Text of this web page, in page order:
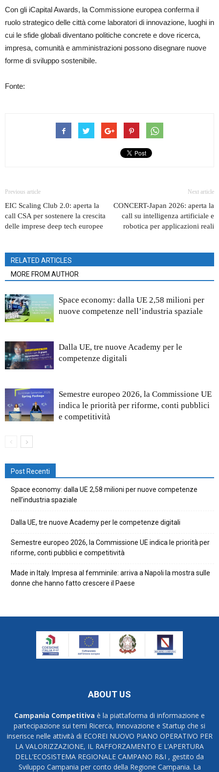
Con gli iCapital Awards, la Commissione europea conferma il
ruolo strategico delle città come laboratori di innovazione, luoghi in
cui le sfide globali diventano politiche concrete e dove ricerca,
impresa, comunità e amministrazioni possono disegnare nuove
forme di sviluppo sostenibile.
Fonte:
Previous article
EIC Scaling Club 2.0: aperta la
call CSA per sostenere la crescita
delle imprese deep tech europee
Next article
CONCERT-Japan 2026: aperta la
call su intelligenza artificiale e
robotica per applicazioni reali
RELATED ARTICLES
MORE FROM AUTHOR
Space economy: dalla UE 2,58 milioni per
nuove competenze nell’industria spaziale
Dalla UE, tre nuove Academy per le
competenze digitali
Semestre europeo 2026, la Commissione UE
indica le priorità per riforme, conti pubblici
e competitività
Post Recenti
Space economy: dalla UE 2,58 milioni per nuove competenze
nell’industria spaziale
Dalla UE, tre nuove Academy per le competenze digitali
Semestre europeo 2026, la Commissione UE indica le priorità per
riforme, conti pubblici e competitività
Made in Italy. Impresa al femminile: arriva a Napoli la mostra sulle
donne che hanno fatto crescere il Paese
ABOUT US
Campania Competitiva è la piattaforma di informazione e
partecipazione sui temi Ricerca, Innovazione e Startup che si
inserisce nelle attività di ECOREI NUOVO PIANO OPERATIVO PER
LA VALORIZZAZIONE, IL RAFFORZAMENTO E L’APERTURA
DELL’ECOSISTEMA REGIONALE CAMPANO R&I , gestito da
Sviluppo Campania per conto della Regione Campania. La